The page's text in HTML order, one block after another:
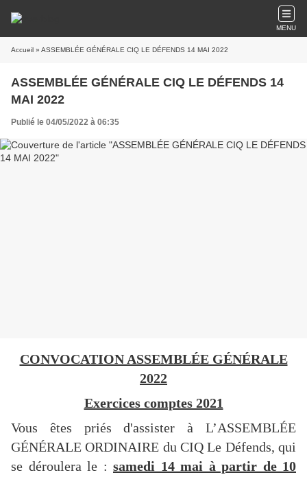
MENU
Accueil » ASSEMBLÉE GÉNÉRALE CIQ LE DÉFENDS 14 MAI 2022
ASSEMBLÉE GÉNÉRALE CIQ LE DÉFENDS 14
MAI 2022
Publié le 04/05/2022 à 06:35
CONVOCATION ASSEMBLÉE GÉNÉRALE
2022
Exercices comptes 2021
Vous êtes priés d'assister à L’ASSEMBLÉE
GÉNÉRALE ORDINAIRE du CIQ Le Défends, qui
se déroulera le : samedi 14 mai à partir de 10